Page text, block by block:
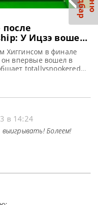
У Ицзэ вошел
Хиггинсом в финале
впервые вошел в
totallysnookered
турнирах. В
в возрасте между
в 14:24
Болеем!